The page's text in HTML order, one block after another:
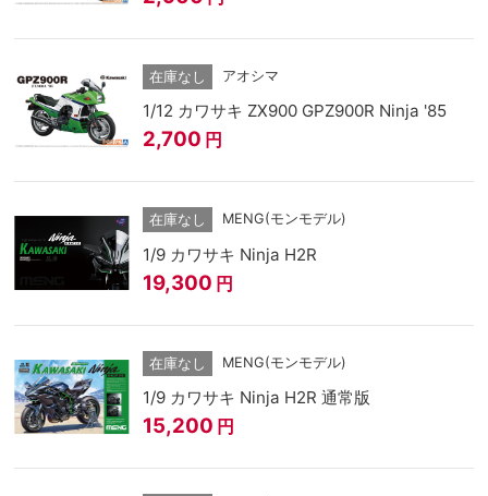
在庫なし アオシマ
1/12 カワサキ ZX900 GPZ900R Ninja '85
2,700 円
在庫なし MENG(モンモデル)
1/9 カワサキ Ninja H2R
19,300 円
在庫なし MENG(モンモデル)
1/9 カワサキ Ninja H2R 通常版
15,200 円